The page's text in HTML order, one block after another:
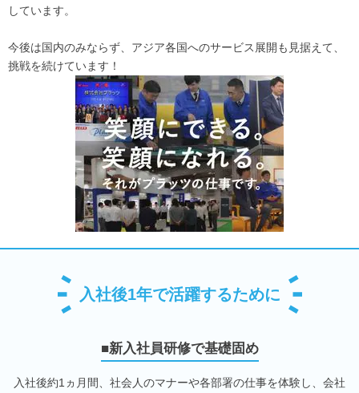
しています。
今後は国内のみならず、アジア各国へのサービス展開も見据えて、
挑戦を続けています！
入社後1年で活躍するために
■新入社員研修で基礎固め
入社後約1ヵ月間、社会人のマナーや各部署の仕事を体験し、会社